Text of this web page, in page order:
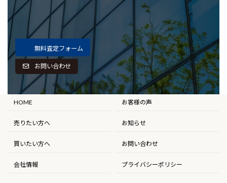
無料査定フォーム
お問い合わせ
HOME
売りたい方へ
買いたい方へ
会社情報
お客様の声
お知らせ
お問い合わせ
プライバシーポリシー